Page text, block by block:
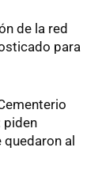
de la red
para
piden
al